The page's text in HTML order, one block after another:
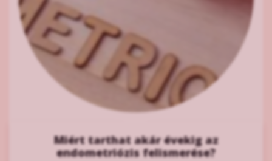
Miért tarthat akár évekig az
endometriózis felismerése?